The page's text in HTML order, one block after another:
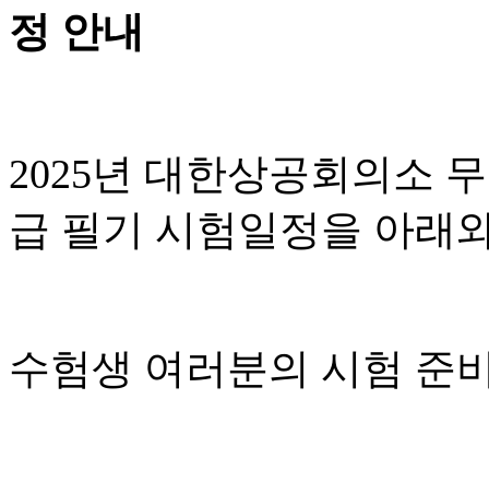
정 안내
2025년 대한상공회의소
급 필기 시험일정을 아래
수험생 여러분의 시험 준